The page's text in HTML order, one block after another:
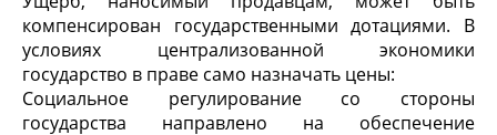
компенсирован государственными дотациями. В
условиях централизованной экономики
государство в праве само назначать цены:
Социальное регулирование со стороны
государства направлено на обеспечение